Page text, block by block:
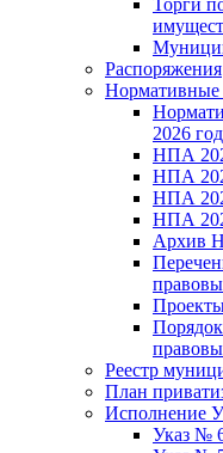
Торги
Распоряжения
Нормативные
2026 год
НПА
НПА
НПА
НПА
Архив
Реестр
План
Исполнение
Указ №